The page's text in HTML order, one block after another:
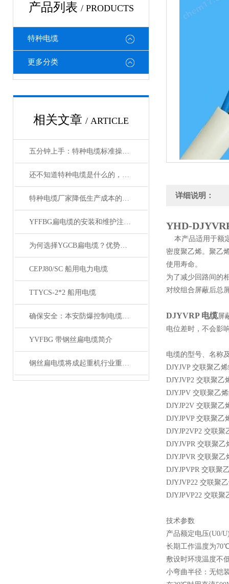
产品列表 / PRODUCTS
特种电缆
更多分类
相关文章 / ARTICLE
五分钟上手：特种电缆标准操作流程详解
还不知道特种电缆是什么的，请看这里！
特种电缆厂家降低生产成本的合理手段
YFFBG扁电缆的安装和维护注意事项是什么
为何选择YGCB扁电缆？优势与技术详解
CEPJ80/SC 船用电力电缆
TTYCS-2*2 船用电缆
确保安全：本安防爆控制电缆在工业中的重要性
YVFBG 带钢丝扁电缆简介
钢丝扁电缆将成起重机行业重要的一部分
详细说明：
YHD-
本产品适用于额
密度聚乙烯。聚乙
使用寿命。
为了减少回路间的
对绞组合屏蔽后总
DJYVRP 电缆屏
电位差时，不会影
电缆的型号、名称
DJYJVP 交联聚乙
DJYJVP2 交联聚
DJYJPV 交联聚乙
DJYJP2V 交联聚
DJYJPVP 交联聚
DJYJP2VP2 交联
DJYJVPR 交联聚
DJYJPVR 交联聚
DJYJPVPR 交联聚
DJYJVP22 交联聚
DJYJPVP22 交联
技术参数
产品额定电压(U0/
长期工作温度为
敷设时环境温度不
小弯曲半径：无铠